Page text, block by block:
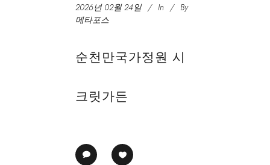
2026년 02월 24일 In
By
메타포스
순천만국가정원 시
크릿가든